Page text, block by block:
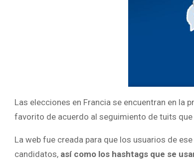
Las elecciones en Francia se encuentran en la
favorito de acuerdo al seguimiento de tuits
La web fue creada para que los usuarios de
candidatos, así como los hashtags que se